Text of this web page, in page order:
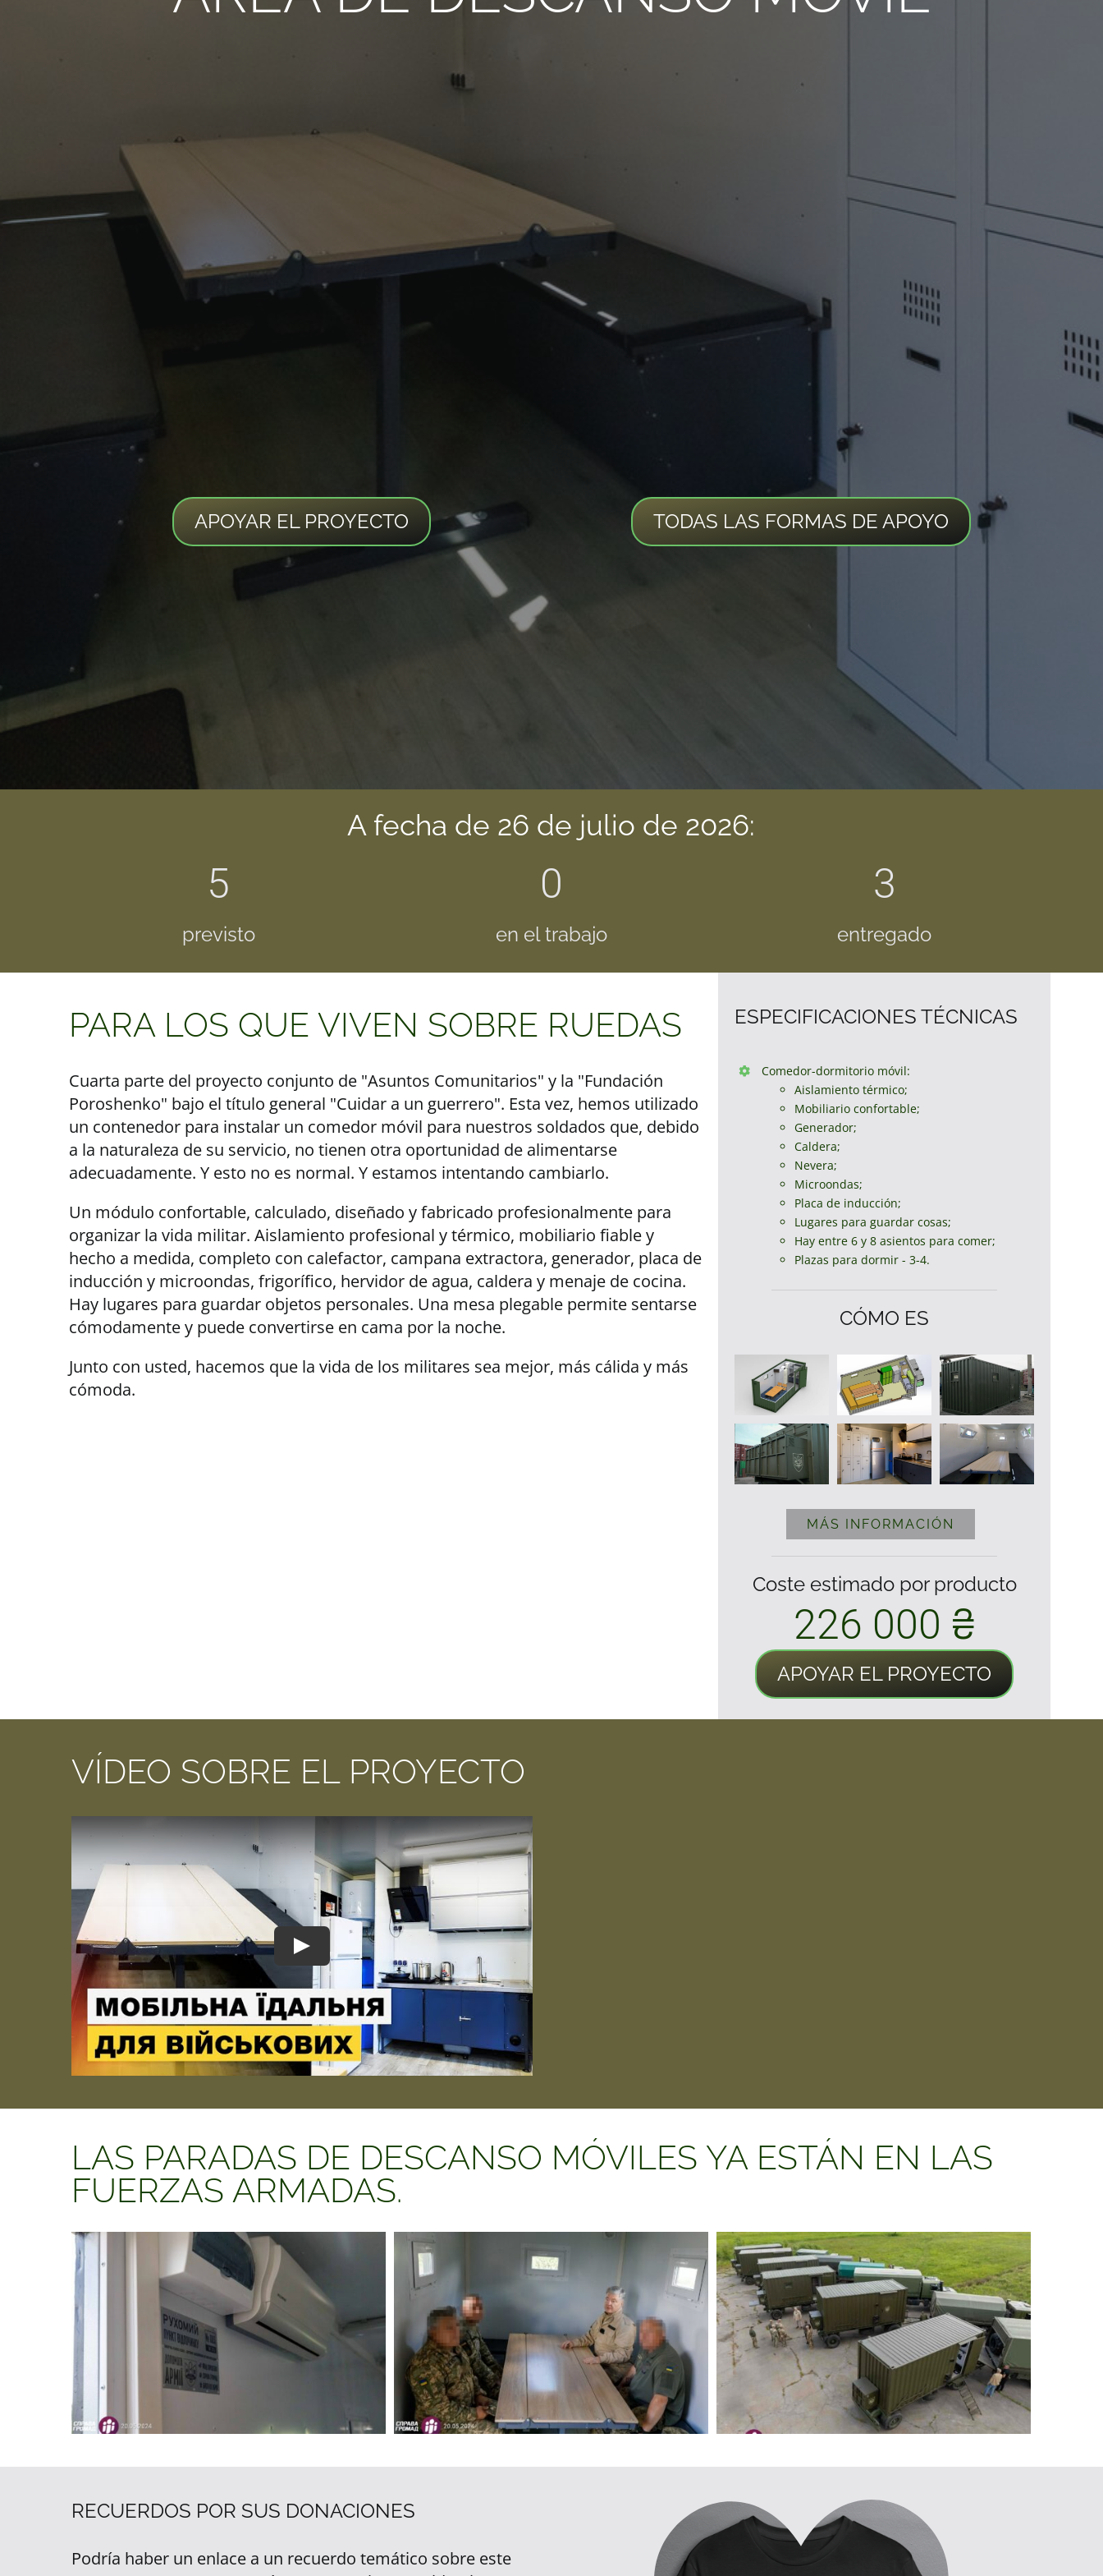
APOYAR EL PROYECTO TODAS LAS FORMAS DE APOYO
A fecha de 26 de julio de 2026:
5
previsto
0
en el trabajo
3
entregado
PARA LOS QUE VIVEN SOBRE RUEDAS
Cuarta parte del proyecto conjunto de "Asuntos Comunitarios" y la "Fundación
Poroshenko" bajo el título general "Cuidar a un guerrero". Esta vez, hemos utilizado
un contenedor para instalar un comedor móvil para nuestros soldados que, debido
a la naturaleza de su servicio, no tienen otra oportunidad de alimentarse
adecuadamente. Y esto no es normal. Y estamos intentando cambiarlo.
Un módulo confortable, calculado, diseñado y fabricado profesionalmente para
organizar la vida militar. Aislamiento profesional y térmico, mobiliario fiable y
hecho a medida, completo con calefactor, campana extractora, generador, placa de
inducción y microondas, frigorífico, hervidor de agua, caldera y menaje de cocina.
Hay lugares para guardar objetos personales. Una mesa plegable permite sentarse
cómodamente y puede convertirse en cama por la noche.
Junto con usted, hacemos que la vida de los militares sea mejor, más cálida y más
cómoda.
ESPECIFICACIONES TÉCNICAS
Comedor-dormitorio móvil:
Aislamiento térmico;
Mobiliario confortable;
Generador;
Caldera;
Nevera;
Microondas;
Placa de inducción;
Lugares para guardar cosas;
Hay entre 6 y 8 asientos para comer;
Plazas para dormir - 3-4.
CÓMO ES
MÁS INFORMACIÓN
Coste estimado por producto
226 000 ₴
APOYAR EL PROYECTO
VÍDEO SOBRE EL PROYECTO
LAS PARADAS DE DESCANSO MÓVILES YA ESTÁN EN LAS
FUERZAS ARMADAS.
RECUERDOS POR SUS DONACIONES
Podría haber un enlace a un recuerdo temático sobre este